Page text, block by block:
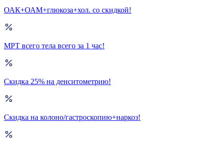
ОАК+ОАМ+глюкоза+хол. со скидкой!
МРТ всего тела всего за 1 час!
Скидка 25% на денситометрию!
Скидка на колоно/гастроскопию+наркоз!